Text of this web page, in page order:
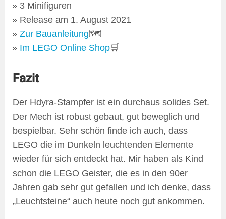
3 Minifiguren
Release am 1. August 2021
Zur Bauanleitung🗺
Im LEGO Online Shop🛒
Fazit
Der Hdyra-Stampfer ist ein durchaus solides Set.
Der Mech ist robust gebaut, gut beweglich und
bespielbar. Sehr schön finde ich auch, dass
LEGO die im Dunkeln leuchtenden Elemente
wieder für sich entdeckt hat. Mir haben als Kind
schon die LEGO Geister, die es in den 90er
Jahren gab sehr gut gefallen und ich denke, dass
„Leuchtsteine“ auch heute noch gut ankommen.